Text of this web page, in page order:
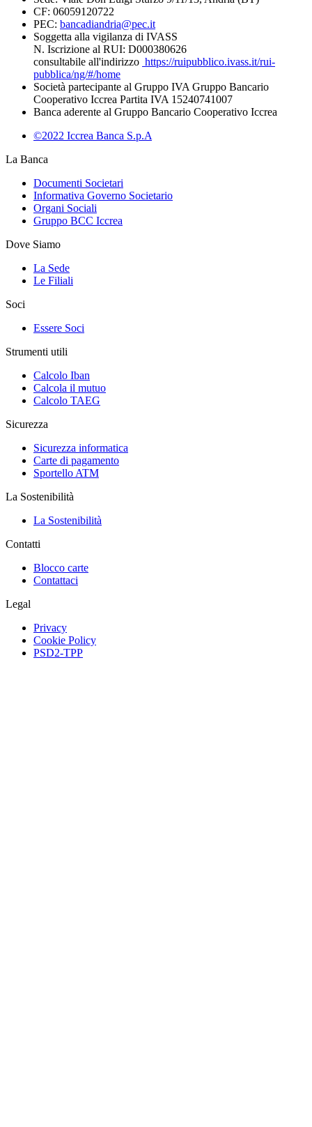
CF: 06059120722
PEC: bancadiandria@pec.it
Soggetta alla vigilanza di IVASS
N. Iscrizione al RUI: D000380626
consultabile all'indirizzo https://ruipubblico.ivass.it/rui-
pubblica/ng/#/home
Società partecipante al Gruppo IVA Gruppo Bancario
Cooperativo Iccrea Partita IVA 15240741007
Banca aderente al Gruppo Bancario Cooperativo Iccrea
©2022 Iccrea Banca S.p.A
La Banca
Documenti Societari
Informativa Governo Societario
Organi Sociali
Gruppo BCC Iccrea
Dove Siamo
La Sede
Le Filiali
Soci
Essere Soci
Strumenti utili
Calcolo Iban
Calcola il mutuo
Calcolo TAEG
Sicurezza
Sicurezza informatica
Carte di pagamento
Sportello ATM
La Sostenibilità
La Sostenibilità
Contatti
Blocco carte
Contattaci
Legal
Privacy
Cookie Policy
PSD2-TPP